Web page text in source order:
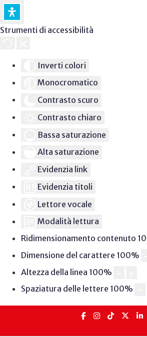
Strumenti di accessibilità
Inverti colori
Monocromatico
Contrasto scuro
Contrasto chiaro
Bassa saturazione
Alta saturazione
Evidenzia link
Evidenzia titoli
Lettore vocale
Modalità lettura
Ridimensionamento contenuto
Dimensione del carattere 100%
Altezza della linea 100%
Spaziatura delle lettere 100%